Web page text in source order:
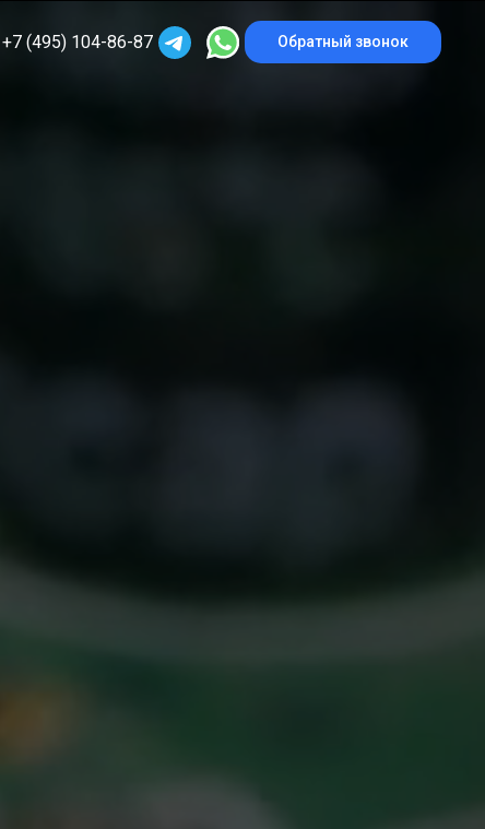
+7 (495) 104-86-87 Обратный звонок